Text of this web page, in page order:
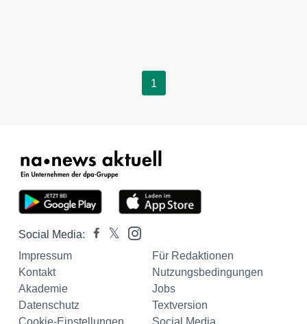
1
Social Media:
Impressum
Für Redaktionen
Kontakt
Nutzungsbedingungen
Akademie
Jobs
Datenschutz
Textversion
Cookie-Einstellungen
Social Media